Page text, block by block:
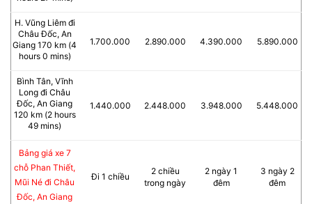
H. Vũng Liêm đi
Châu Đốc, An
Giang 170 km (4
hours 0 mins)
1.700.000 2.890.000 4.390.000 5.890.000
Bình Tân, Vĩnh
Long đi Châu
Đốc, An Giang
120 km (2 hours
49 mins)
1.440.000 2.448.000 3.948.000 5.448.000
Bảng giá xe 7
chỗ Phan Thiết,
Mũi Né đi Châu
Đốc, An Giang
Đi 1 chiều
2 chiều
trong ngày
2 ngày 1
đêm
3 ngày 2
đêm